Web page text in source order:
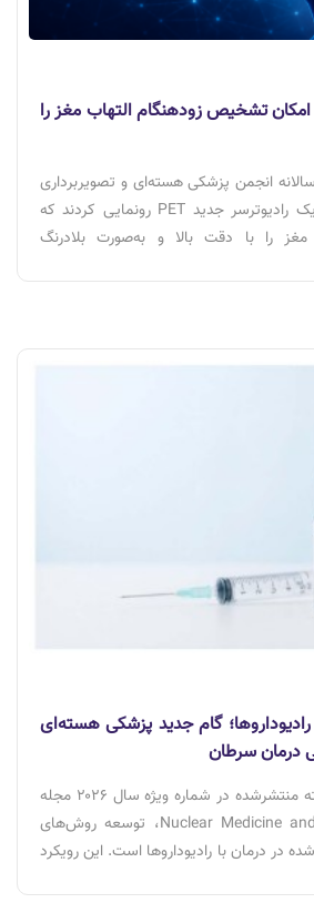
رادیوترسر جدید PET امکان تشخیص زودهنگام التهاب مغز را
انجمن پزشکی هسته‌ای و تصویربرداری
مولکولی (SNMMI) از یک رادیوترسر جدید PET رونمایی کردند که
مغز را با دقت بالا و به‌صورت بلادرنگ
گام جدید پزشکی هسته‌ای
درمان سرطان
یکی از موضوعات برجسته منتشرشده در شماره ویژه سال ۲۰۲۶ مجله
Nuclear Medicine and Molecular Imaging، توسعه روش‌های
در درمان با رادیوداروها است. این رویکرد